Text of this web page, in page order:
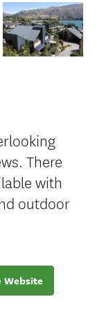
There
with
outdoor
Website